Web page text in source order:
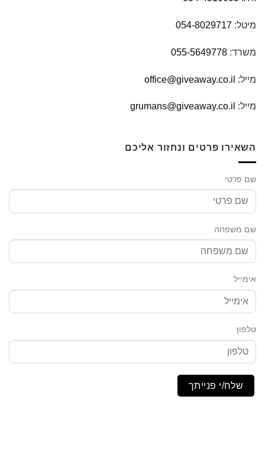
מיטל: 054-8029717
משרד: 055-5649778
מייל: office@giveaway.co.il
מייל: grumans@giveaway.co.il
השאירו פרטים ונחזור אליכם
שם פרטי
שם משפחה
אימייל
טלפון
שלח/י פנייתך